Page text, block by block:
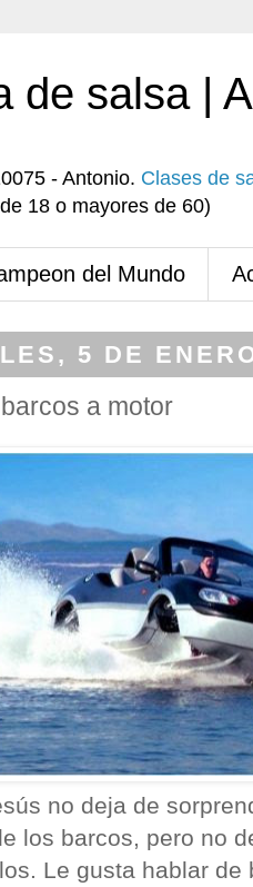
de salsa |
- Antonio. Clases de
18 o mayores de 60)
del Mundo
5 DE
a motor
no deja de
los barcos, pero no
Le gusta hablar de